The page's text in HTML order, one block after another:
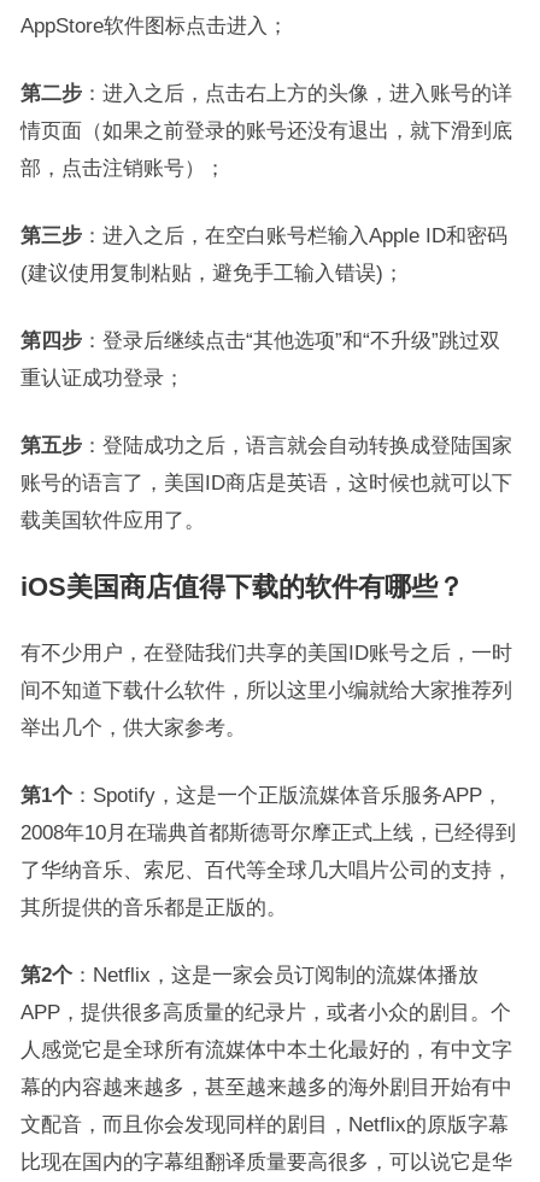
AppStore软件图标点击进入；
第二步：进入之后，点击右上方的头像，进入账号的详
情页面（如果之前登录的账号还没有退出，就下滑到底
部，点击注销账号）；
第三步：进入之后，在空白账号栏输入Apple ID和密码
(建议使用复制粘贴，避免手工输入错误)；
第四步：登录后继续点击“其他选项”和“不升级”跳过双
重认证成功登录；
第五步：登陆成功之后，语言就会自动转换成登陆国家
账号的语言了，美国ID商店是英语，这时候也就可以下
载美国软件应用了。
iOS美国商店值得下载的软件有哪些？
有不少用户，在登陆我们共享的美国ID账号之后，一时
间不知道下载什么软件，所以这里小编就给大家推荐列
举出几个，供大家参考。
第1个：Spotify，这是一个正版流媒体音乐服务APP，
2008年10月在瑞典首都斯德哥尔摩正式上线，已经得到
了华纳音乐、索尼、百代等全球几大唱片公司的支持，
其所提供的音乐都是正版的。
第2个：Netflix，这是一家会员订阅制的流媒体播放
APP，提供很多高质量的纪录片，或者小众的剧目。个
人感觉它是全球所有流媒体中本土化最好的，有中文字
幕的内容越来越多，甚至越来越多的海外剧目开始有中
文配音，而且你会发现同样的剧目，Netflix的原版字幕
比现在国内的字幕组翻译质量要高很多，可以说它是华